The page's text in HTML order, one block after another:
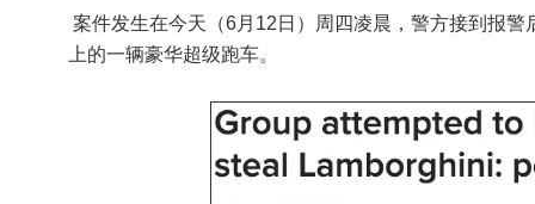
案件发生在今天（6月12日）周四凌晨，警方接到报
上的一辆豪华超级跑车。